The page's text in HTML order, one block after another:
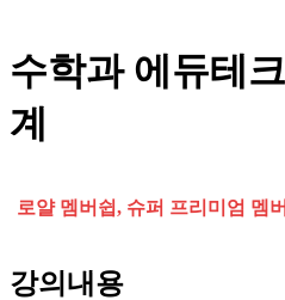
수학과 에듀테
계
로얄 멤버쉽, 슈퍼 프리미엄 멤
강의내용